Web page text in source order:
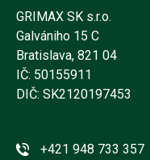
GRIMAX SK s.r.o.
Galvániho 15 C
Bratislava, 821 04
IČ: 50155911
DIČ: SK2120197453
+421 948 733 357